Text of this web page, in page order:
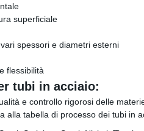
superficiale
spessori e diametri esterni
flessibilità
tubi in acciaio:
e controllo rigorosi delle
alla tabella di processo dei tubi in